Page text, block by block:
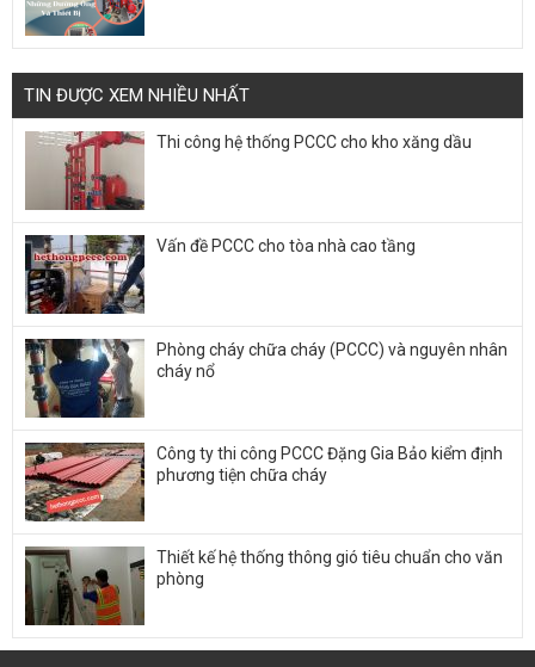
TIN ĐƯỢC XEM NHIỀU NHẤT
Thi công hệ thống PCCC cho kho xăng dầu
Vấn đề PCCC cho tòa nhà cao tầng
Phòng cháy chữa cháy (PCCC) và nguyên nhân
cháy nổ
Công ty thi công PCCC Đặng Gia Bảo kiểm định
phương tiện chữa cháy
Thiết kế hệ thống thông gió tiêu chuẩn cho văn
phòng